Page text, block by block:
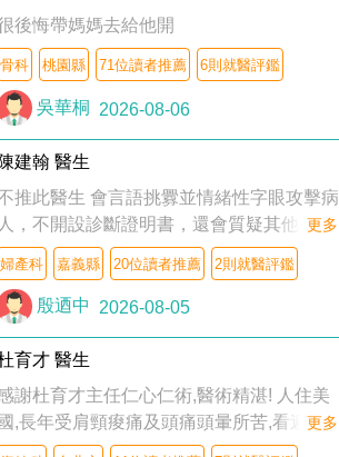
後悔帶媽媽去給他開
骨科 桃園縣 71位讀者推薦 6則就醫評鑑
吳華桐 2026-08-06
建翰 醫生
推此醫生 會言語挑釁並情緒性字眼攻擊病
，不開設診斷證明書，還會質疑其他醫生
判斷！
更多
婦產科 嘉義縣 20位讀者推薦 2則就醫評鑑
殷迺中 2026-08-05
育才 醫生
謝杜育才主任仁心仁術,醫術精湛! 人住美
,長年受肩頸痠痛及頭痛頭暈所苦,看遍名醫
授,做了各種檢查,也嘗試過西醫打針,中醫
更多